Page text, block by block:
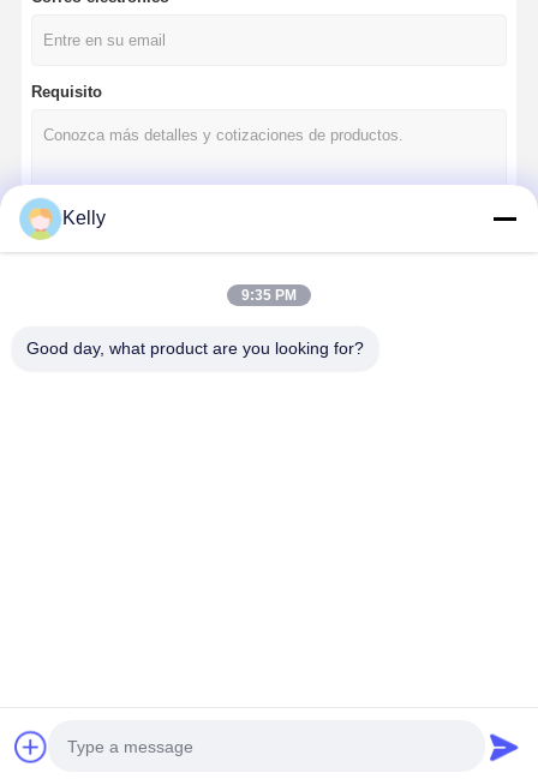
Pantalla que imprime la malla
Emulsión para serigrafía
Hoja de rasqueta para serigrafía
Tinta de resistencia al grabado
Adhesivo para serigrafía
Medidor de tensión de serigrafía
Requisito
2026 Guangzhou Jiarun New Materials Co., Ltd. All Rights Reserved.
Kelly
9:35 PM
Good day, what product are you looking for?